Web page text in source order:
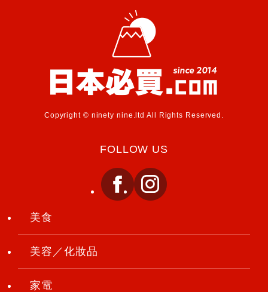
Copyright © ninety nine.ltd All Rights Reserved.
FOLLOW US
美食
美容／化妝品
家電